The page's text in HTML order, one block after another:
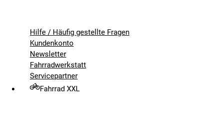
Hilfe / Häufig gestellte Fragen
Kundenkonto
Newsletter
Fahrradwerkstatt
Servicepartner
Fahrrad XXL